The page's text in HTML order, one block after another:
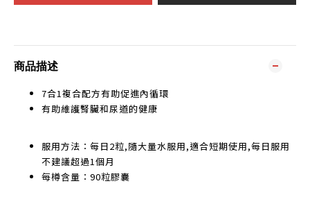
商品描述
7合1複合配方有助促進內循環
有助維護腎臟和尿道的健康
服用方法：每日2粒,隨大量水服用,適合短期使用,每日服用
不建議超過1個月
每樽含量：90粒膠囊